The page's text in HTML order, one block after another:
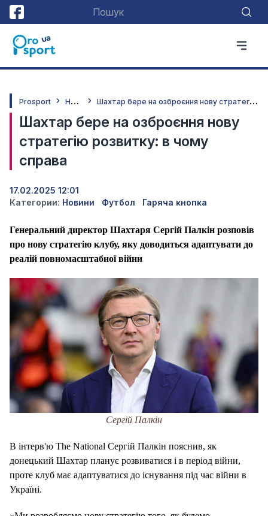
Prosport Н
овини Ш
ахтар бере на озброєння нову стратегію розвитку: в чому справа
Шахтар бере на озброєння нову
стратегію розвитку: в чому
справа
17.02.2025 12:01
Категории: Новини Футбол Гаряча кнопка
Генеральний директор Шахтаря Сергій Палкін розповів
про нову стратегію клубу, яку доводиться адаптувати до
реалій повномасштабної війни
Сергій Палкін
В інтерв'ю The National Сергій Палкін пояснив, як
донецький Шахтар планує розвиватися і в період війни,
проте клуб має адаптуватися до існування під час війни в
Україні.